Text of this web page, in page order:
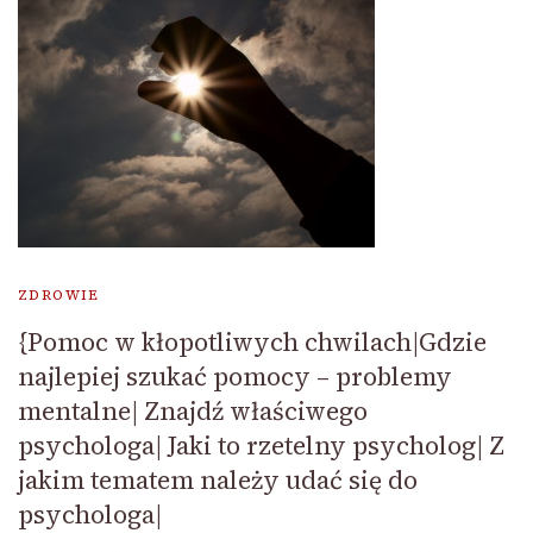
ZDROWIE
{Pomoc w kłopotliwych chwilach|Gdzie
najlepiej szukać pomocy – problemy
mentalne| Znajdź właściwego
psychologa| Jaki to rzetelny psycholog| Z
jakim tematem należy udać się do
psychologa|